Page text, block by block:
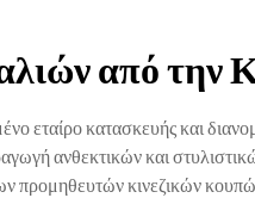
από την
εταίρο κατασκευής και
ανθεκτικών και
προμηθευτών κινεζικών